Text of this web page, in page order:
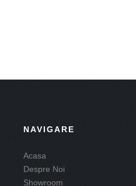
NAVIGARE
Acasa
Despre Noi
Showroom